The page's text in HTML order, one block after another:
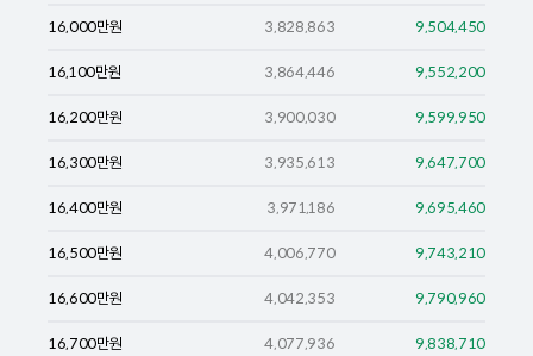
16,000만원 3,828,863 9,504,450
16,100만원 3,864,446 9,552,200
16,200만원 3,900,030 9,599,950
16,300만원 3,935,613 9,647,700
16,400만원 3,971,186 9,695,460
16,500만원 4,006,770 9,743,210
16,600만원 4,042,353 9,790,960
16,700만원 4,077,936 9,838,710